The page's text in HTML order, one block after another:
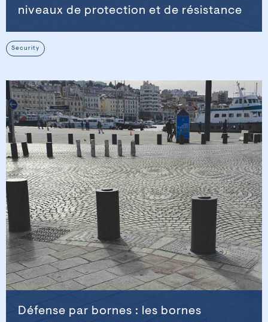
niveaux de protection et de résistance
Security
Défense par bornes : les bornes